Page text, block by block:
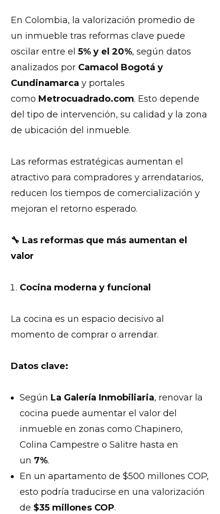
En Colombia, la valorización promedio de
un inmueble tras reformas clave puede
oscilar entre el5% y el 20%, según datos
analizados por Camacol Bogotá y
Cundinamarca y portales
como Metrocuadrado.com. Esto depende
del tipo de intervención, su calidad y la zona
de ubicación del inmueble.
Las reformas estratégicas aumentan el
atractivo para compradores y arrendatarios,
reducen los tiempos de comercialización y
mejoran el retorno esperado.
🔧 Las reformas que más aumentan el
valor
Cocina moderna y funcional
La cocina es un espacio decisivo al
momento de comprar o arrendar.
Datos clave:
Según La Galería Inmobiliaria, renovar la
cocina puede aumentar el valor del
inmueble en zonas como Chapinero,
Colina Campestre o Salitre hasta en
un 7%.
En un apartamento de $500 millones COP,
esto podría traducirse en una valorización
de $35 millones COP.